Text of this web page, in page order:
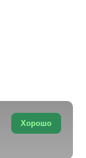
Хорошо